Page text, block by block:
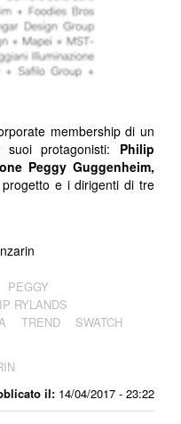
il: 14/04/2017 - 23:22
membership di un
protagonisti: Philip
Peggy Guggenheim,
e i dirigenti di tre
PEGGY
RYLANDS
TREND
SWATCH